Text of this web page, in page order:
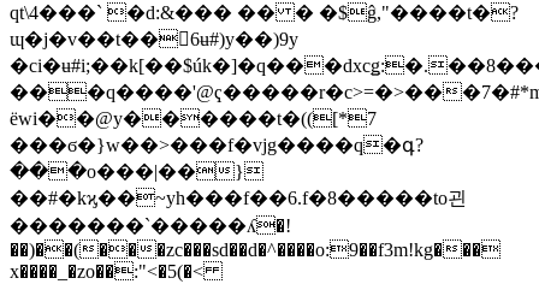
qt\4���` �d:&��� �� � �$ĝ,"����t�?
ɰ�j�v��t��6ʉ#)y��)9y
���q����'@ҁ�����r�c>=�>��
ёwi��@y������t�(([*7
���ϭ�}w��>���f�vjg����q�գ?
���o���|��}
��#�kϗ��~yh���f��6.f�8�����to괸
�������`�����ʎ�!
��)��(���zc���sd��d�^����o:9��f3m!kg���
x����_�zo��:"<�5(�<